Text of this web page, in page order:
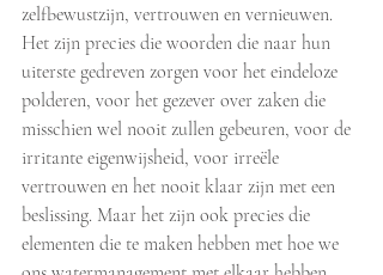
zelfbewustzijn, vertrouwen en vernieuwen.
Het zijn precies die woorden die naar hun
uiterste gedreven zorgen voor het eindeloze
polderen, voor het gezever over zaken die
misschien wel nooit zullen gebeuren, voor de
irritante eigenwijsheid, voor irreële
vertrouwen en het nooit klaar zijn met een
beslissing. Maar het zijn ook precies die
elementen die te maken hebben met hoe we